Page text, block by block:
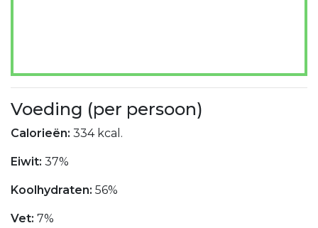
Voeding (per persoon)
Calorieën: 334 kcal.
Eiwit: 37%
Koolhydraten: 56%
Vet: 7%